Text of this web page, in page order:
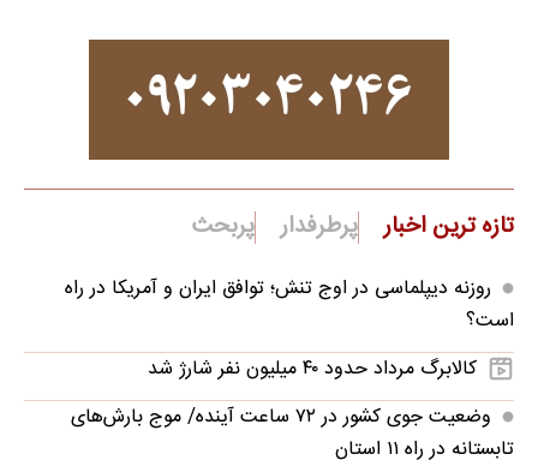
تازه ترین اخبار پرطرفدار پربحث
روزنه دیپلماسی در اوج تنش؛ توافق ایران و آمریکا در راه
است؟
کالابرگ مرداد حدود ۴۰‌ میلیون نفر شارژ شد
وضعیت جوی کشور در ۷۲ ساعت آینده/ موج بارش‌های
تابستانه در راه ۱۱ استان